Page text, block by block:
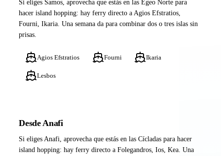
Si eliges Samos, aprovecha que estás en las Egeo Norte para
hacer island hopping: hay ferry directo a Agios Efstratios,
Fourni, Ikaria. Una semana da para combinar dos o tres islas sin
prisas.
Agios Efstratios Fourni Ikaria
Lesbos
Desde Anafi
Si eliges Anafi, aprovecha que estás en las Cícladas para hacer
island hopping: hay ferry directo a Folegandros, Ios, Kea. Una